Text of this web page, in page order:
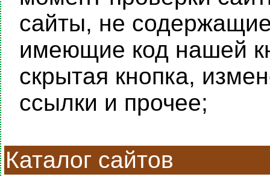
сайты, не
имеющие код нашей
скрытая кнопка,
ссылки и прочее;
Каталог сайтов